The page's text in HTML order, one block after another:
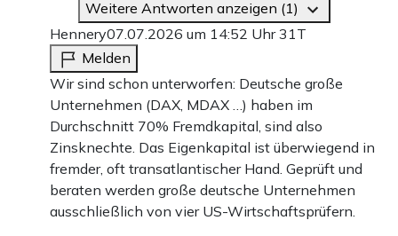
Weitere Antworten anzeigen (1)
Hennery07.07.2026 um 14:52 Uhr31T
Melden
Wir sind schon unterworfen: Deutsche große
Unternehmen (DAX, MDAX …) haben im
Durchschnitt 70% Fremdkapital, sind also
Zinsknechte. Das Eigenkapital ist überwiegend in
fremder, oft transatlantischer Hand. Geprüft und
beraten werden große deutsche Unternehmen
ausschließlich von vier US-Wirtschaftsprüfern.